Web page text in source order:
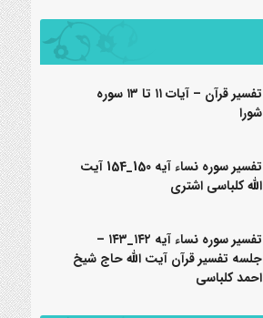
تفسیر قرآن – آیات ۱۱ تا ۱۳ سوره
شورا
تفسیر سوره نساء آیه 150_154 آیت
الله کلباسی اشتری
تفسیر سوره نساء آیه ۱۴۲_۱۴۳ –
جلسه تفسیر قرآن آیت الله حاج شیخ
احمد کلباسی